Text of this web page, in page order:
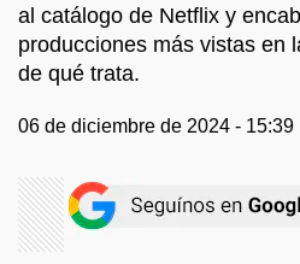
al catálogo de Netflix y
producciones más vistas en
de qué trata.
06 de diciembre de 2024 - 15:39